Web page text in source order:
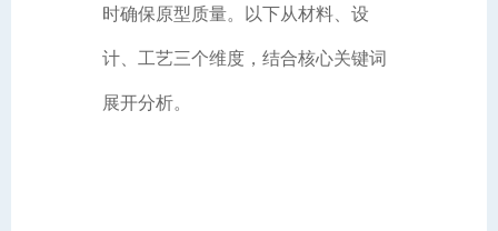
时确保原型质量。以下从材料、设
计、工艺三个维度，结合核心关键词
展开分析。